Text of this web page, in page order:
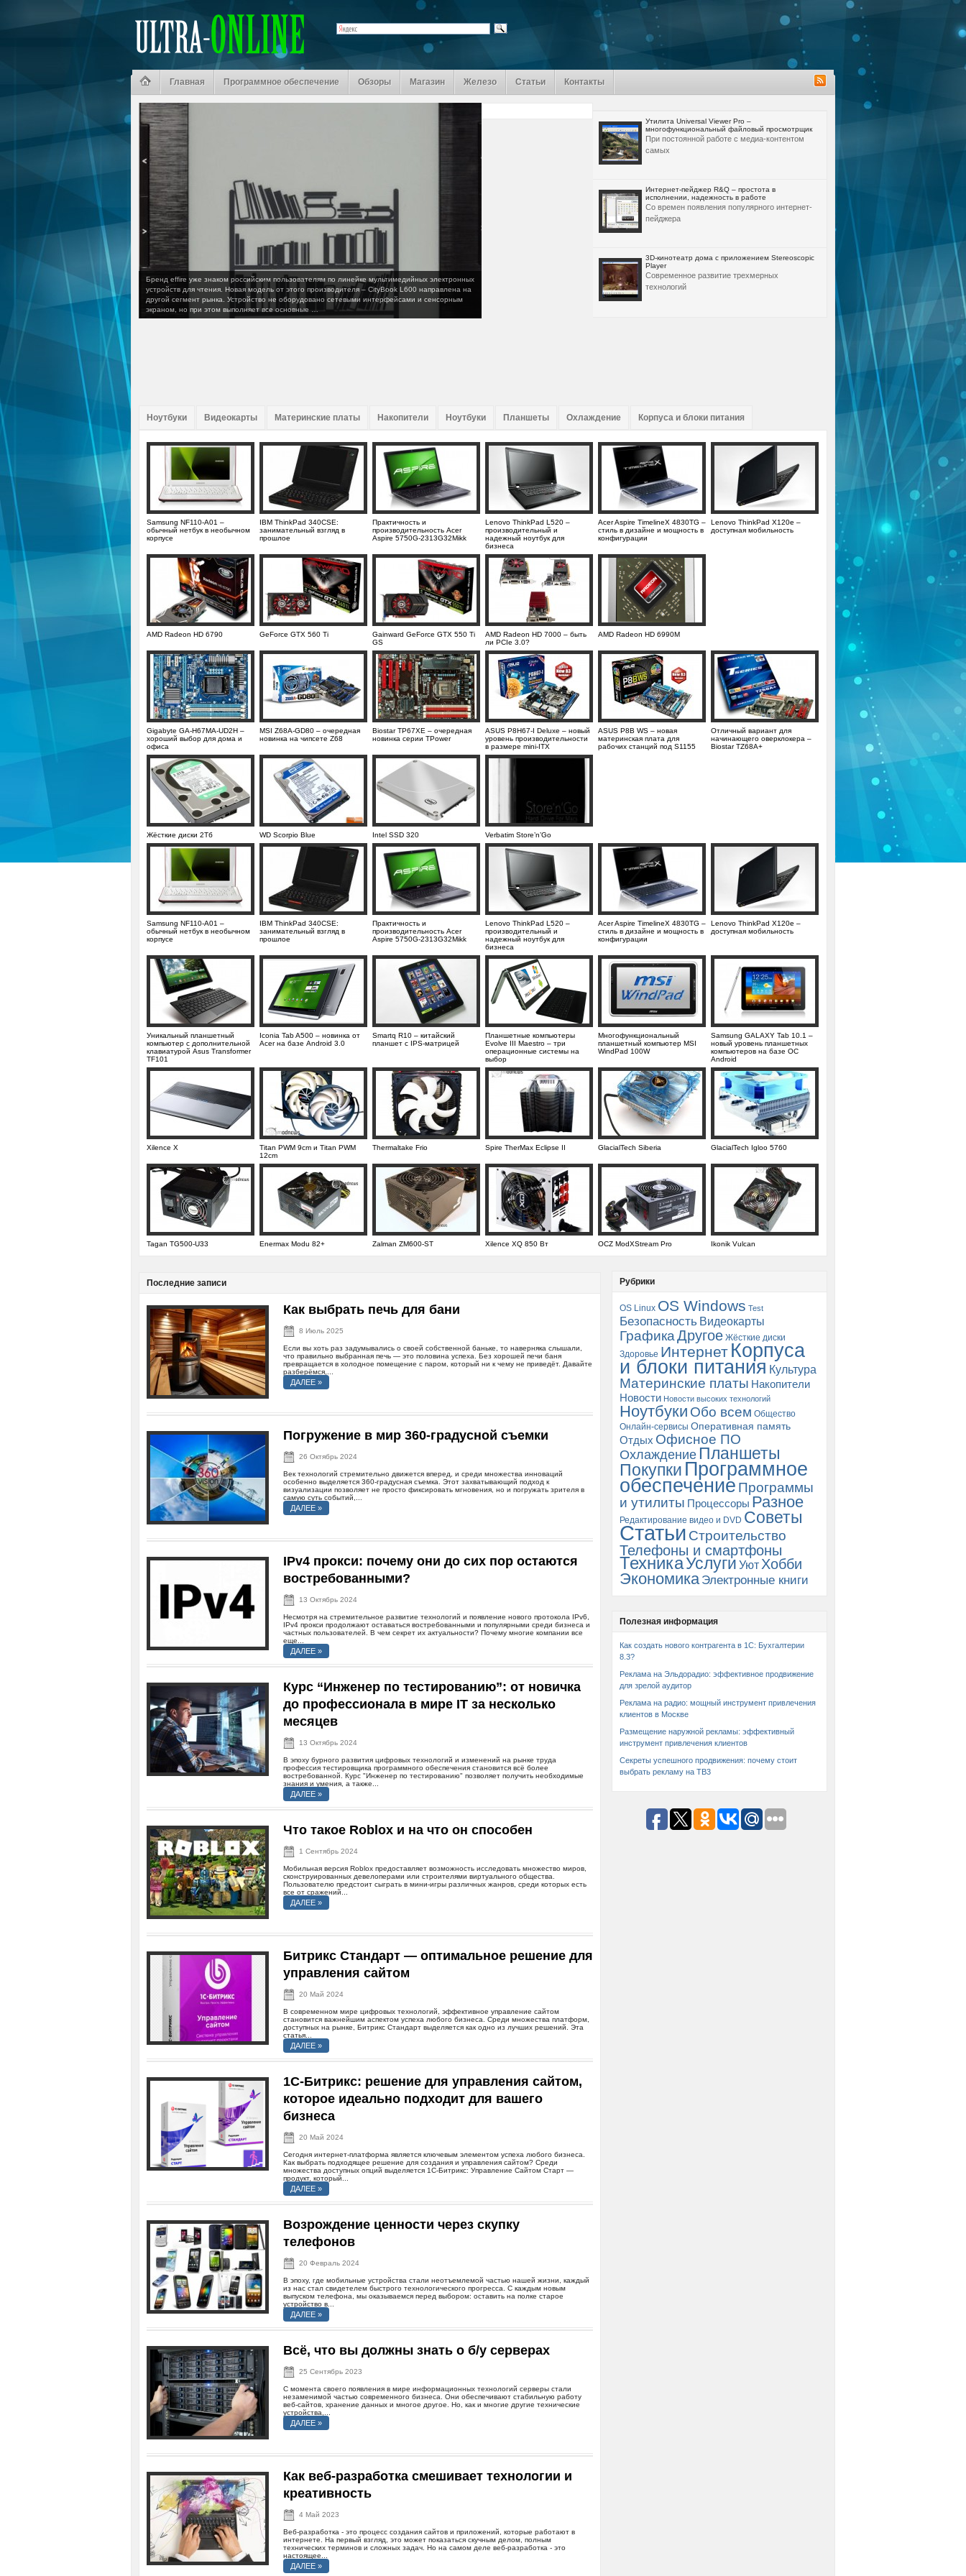
Главная Программное обеспечение Обзоры Магазин Железо Статьи Контакты
Бренд effire уже знаком российским пользователям по линейке мультимедийных электронных
устройств для чтения. Новая модель от этого производителя – CityBook L600 направлена на
другой сегмент рынка. Устройство не оборудовано сетевыми интерфейсами и сенсорным
экраном, но при этом выполняет все основные …
Утилита Universal Viewer Pro –
многофункциональный файловый просмотрщик
При постоянной работе с медиа-контентом
самых
Интернет-пейджер R&Q – простота в
исполнении, надежность в работе
Со времен появления популярного интернет-
пейджера
3D-кинотеатр дома с приложением Stereoscopic
Player
Современное развитие трехмерных
технологий
Ноутбуки Видеокарты Материнские платы Накопители Ноутбуки Планшеты Охлаждение Корпуса и блоки питания
Samsung NF110-A01 –
обычный нетбук в необычном
корпусе
IBM ThinkPad 340CSE:
занимательный взгляд в
прошлое
Практичность и
производительность Acer
Aspire 5750G-2313G32Mikk
Lenovo ThinkPad L520 –
производительный и
надежный ноутбук для
бизнеса
Acer Aspire TimelineX 4830TG –
стиль в дизайне и мощность в
конфигурации
Lenovo ThinkPad X120e –
доступная мобильность
AMD Radeon HD 6790 GeForce GTX 560 Ti
Gainward GeForce GTX 550 Ti
GS
AMD Radeon HD 7000 – быть
ли PCIe 3.0?
AMD Radeon HD 6990M
Gigabyte GA-H67MA-UD2H –
хороший выбор для дома и
офиса
MSI Z68A-GD80 – очередная
новинка на чипсете Z68
Biostar TP67XE – очередная
новинка серии TPower
ASUS P8H67-I Deluxe – новый
уровень производительности
в размере mini-ITX
ASUS P8B WS – новая
материнская плата для
рабочих станций под S1155
Отличный вариант для
начинающего оверклокера –
Biostar TZ68A+
Жёсткие диски 2Тб WD Scorpio Blue Intel SSD 320 Verbatim Store’n’Go
Samsung NF110-A01 –
обычный нетбук в необычном
корпусе
IBM ThinkPad 340CSE:
занимательный взгляд в
прошлое
Практичность и
производительность Acer
Aspire 5750G-2313G32Mikk
Lenovo ThinkPad L520 –
производительный и
надежный ноутбук для
бизнеса
Acer Aspire TimelineX 4830TG –
стиль в дизайне и мощность в
конфигурации
Lenovo ThinkPad X120e –
доступная мобильность
Уникальный планшетный
компьютер с дополнительной
клавиатурой Asus Transformer
TF101
Iconia Tab A500 – новинка от
Acer на базе Android 3.0
Smartq R10 – китайский
планшет с IPS-матрицей
Планшетные компьютеры
Evolve III Maestro – три
операционные системы на
выбор
Многофункциональный
планшетный компьютер MSI
WindPad 100W
Samsung GALAXY Tab 10.1 –
новый уровень планшетных
компьютеров на базе ОС
Android
Xilence X
Titan PWM 9cm и Titan PWM
12cm
Thermaltake Frio Spire TherMax Eclipse II GlacialTech Siberia GlacialTech Igloo 5760
Tagan TG500-U33 Enermax Modu 82+ Zalman ZM600-ST Xilence XQ 850 Вт OCZ ModXStream Pro Ikonik Vulcan
Последние записи
Как выбрать печь для бани
8 Июль 2025
Если вы хоть раз задумывались о своей собственной баньке, то наверняка слышали,
что правильно выбранная печь — это половина успеха. Без хорошей печи баня
превращается в холодное помещение с паром, который ни к чему не приведёт. Давайте
разберёмся,...
ДАЛЕЕ »
Погружение в мир 360-градусной съемки
26 Октябрь 2024
Век технологий стремительно движется вперед, и среди множества инноваций
особенно выделяется 360-градусная съемка. Этот захватывающий подход к
визуализации позволяет не просто фиксировать мгновения, но и погружать зрителя в
самую суть событий,...
ДАЛЕЕ »
IPv4 прокси: почему они до сих пор остаются
востребованными?
13 Октябрь 2024
Несмотря на стремительное развитие технологий и появление нового протокола IPv6,
IPv4 прокси продолжают оставаться востребованными и популярными среди бизнеса и
частных пользователей. В чем секрет их актуальности? Почему многие компании все
еще...
ДАЛЕЕ »
Курс “Инженер по тестированию”: от новичка
до профессионала в мире IT за несколько
месяцев
13 Октябрь 2024
В эпоху бурного развития цифровых технологий и изменений на рынке труда
профессия тестировщика программного обеспечения становится всё более
востребованной. Курс "Инженер по тестированию" позволяет получить необходимые
знания и умения, а также...
ДАЛЕЕ »
Что такое Roblox и на что он способен
1 Сентябрь 2024
Мобильная версия Roblox предоставляет возможность исследовать множество миров,
сконструированных девелоперами или строителями виртуального общества.
Пользователю предстоит сыграть в мини-игры различных жанров, среди которых есть
все от сражений...
ДАЛЕЕ »
Битрикс Стандарт — оптимальное решение для
управления сайтом
20 Май 2024
В современном мире цифровых технологий, эффективное управление сайтом
становится важнейшим аспектом успеха любого бизнеса. Среди множества платформ,
доступных на рынке, Битрикс Стандарт выделяется как одно из лучших решений. Эта
статья...
ДАЛЕЕ »
1С-Битрикс: решение для управления сайтом,
которое идеально подходит для вашего
бизнеса
20 Май 2024
Сегодня интернет-платформа является ключевым элементом успеха любого бизнеса.
Как выбрать подходящее решение для создания и управления сайтом? Среди
множества доступных опций выделяется 1С-Битрикс: Управление Сайтом Старт —
продукт, который...
ДАЛЕЕ »
Возрождение ценности через скупку
телефонов
20 Февраль 2024
В эпоху, где мобильные устройства стали неотъемлемой частью нашей жизни, каждый
из нас стал свидетелем быстрого технологического прогресса. С каждым новым
выпуском телефона, мы оказываемся перед выбором: оставить на полке старое
устройство в...
ДАЛЕЕ »
Всё, что вы должны знать о б/у серверах
25 Сентябрь 2023
С момента своего появления в мире информационных технологий серверы стали
незаменимой частью современного бизнеса. Они обеспечивают стабильную работу
веб-сайтов, хранение данных и многое другое. Но, как и многие другие технические
устройства,...
ДАЛЕЕ »
Как веб-разработка смешивает технологии и
креативность
4 Май 2023
Веб-разработка - это процесс создания сайтов и приложений, которые работают в
интернете. На первый взгляд, это может показаться скучным делом, полным
технических терминов и сложных задач. Но на самом деле веб-разработка - это
настоящее...
ДАЛЕЕ »
Рубрики
OS Linux OS Windows Test
Безопасность Видеокарты
ГрафикаДругое Жёсткие диски
Здоровье Интернет Корпуса
и блоки питания Культура
Материнские платы Накопители
Новости Новости высоких технологий
Ноутбуки Обо всем Общество
Онлайн-сервисы Оперативная память
Отдых Офисное ПО
Охлаждение Планшеты
Покупки Программное
обеспечение Программы
и утилиты Процессоры Разное
Редактирование видео и DVD Советы
Статьи Строительство
Телефоны и смартфоны
ТехникаУслуги Уют Хобби
Экономика Электронные книги
Полезная информация
Как создать нового контрагента в 1С: Бухгалтерии
8.3?
Реклама на Эльдорадио: эффективное продвижение
для зрелой аудитор
Реклама на радио: мощный инструмент привлечения
клиентов в Москве
Размещение наружной рекламы: эффективный
инструмент привлечения клиентов
Секреты успешного продвижения: почему стоит
выбрать рекламу на ТВ3